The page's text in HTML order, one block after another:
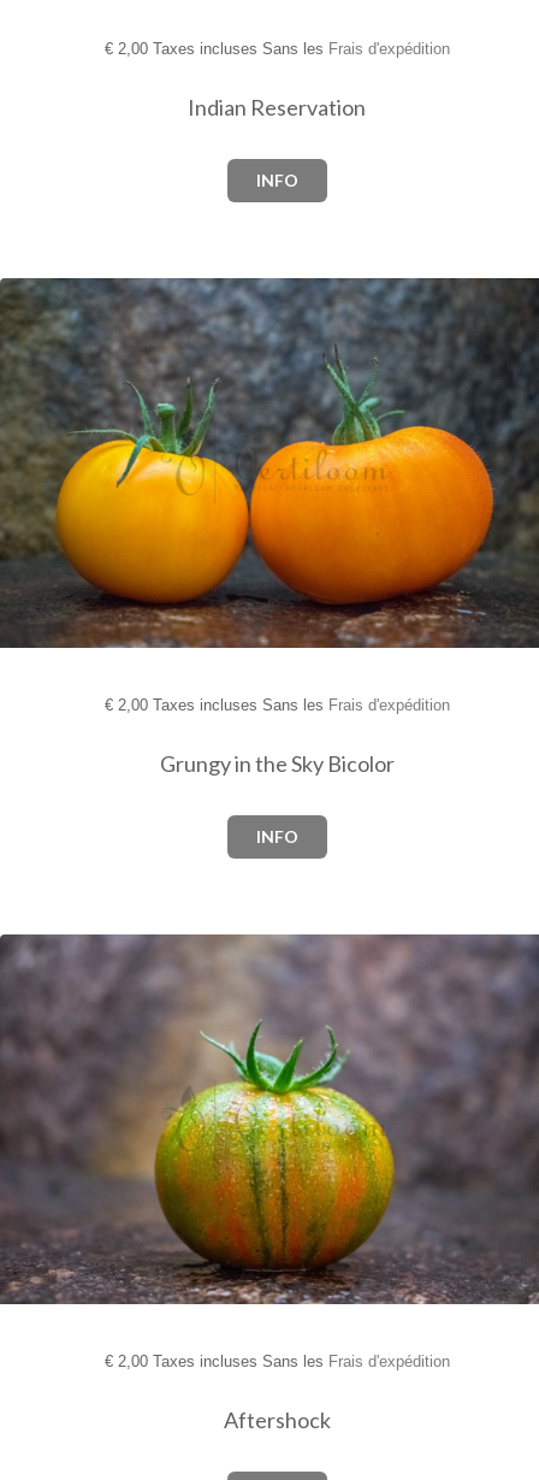
€2,00 Taxes incluses Sans les Frais d'expédition
Indian Reservation
INFO
€2,00 Taxes incluses Sans les Frais d'expédition
Grungy in the Sky Bicolor
INFO
€2,00 Taxes incluses Sans les Frais d'expédition
Aftershock